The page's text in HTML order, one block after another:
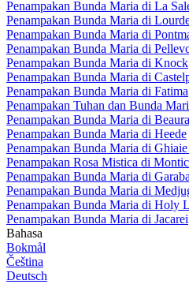
Penampakan Bunda Maria di La
Penampakan Bunda Maria di
Penampakan Bunda Maria di
Penampakan Bunda Maria di
Penampakan Bunda Maria di Knock
Penampakan Bunda Maria di
Penampakan Bunda Maria di Fatima
Penampakan Tuhan dan Bunda
Penampakan Bunda Maria di
Penampakan Bunda Maria di Heede
Penampakan Bunda Maria di
Penampakan Rosa Mistica di
Penampakan Bunda Maria di
Penampakan Bunda Maria di
Penampakan Bunda Maria di Holy
Penampakan Bunda Maria di Jacarei
Bahasa
Bokmål
Čeština
Deutsch